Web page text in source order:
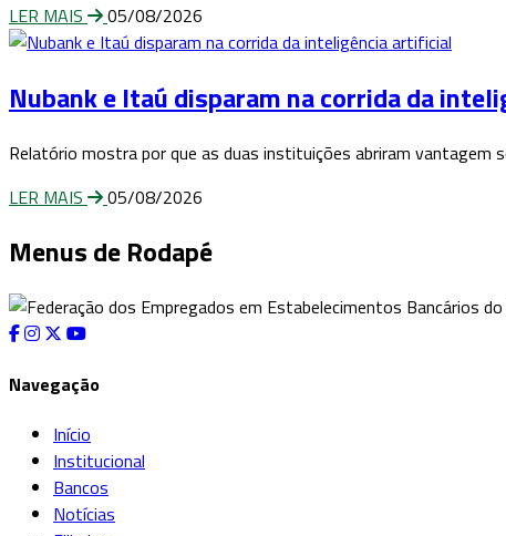
LER MAIS
05/08/2026
Nubank e Itaú disparam na corrida da
Relatório mostra por que as duas instituições abriram vantagem
LER MAIS
05/08/2026
Menus de Rodapé
Navegação
Início
Institucional
Bancos
Notícias